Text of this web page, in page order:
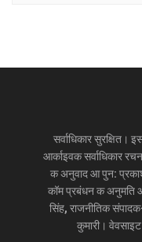
सर्वाधिकार सुरक्षित।
आर्काइवक सर्वाधिकार
क अनुवाद आ पुन:
कॉम प्रबंधन क अनुमति
सिंह, राजनीतिक
कुमारी।